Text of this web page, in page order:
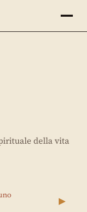
della vita
▶